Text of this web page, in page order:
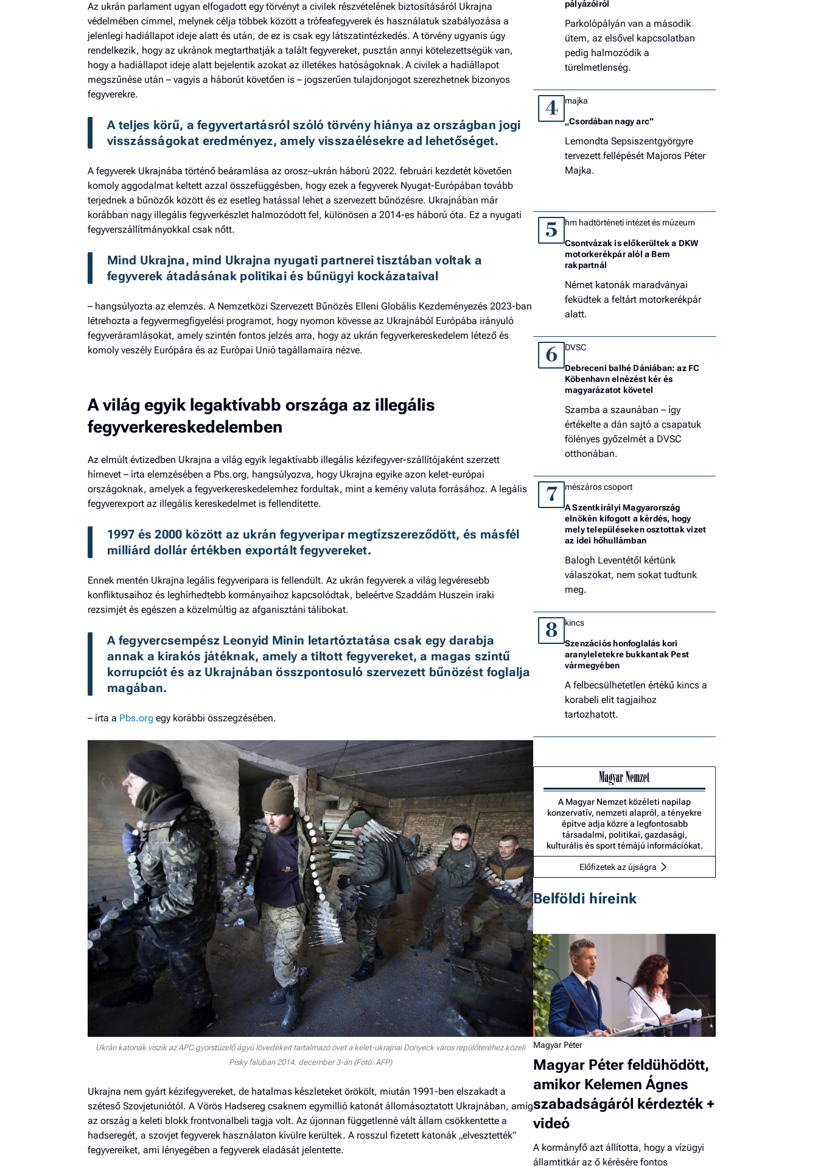
Az ukrán parlament ugyan elfogadott egy törvényt a civilek részvételének biztosításáról Ukrajna
védelmében címmel, melynek célja többek között a trófeafegyverek és használatuk szabályozása a
jelenlegi hadiállapot ideje alatt és után, de ez is csak egy látszatintézkedés. A törvény ugyanis úgy
rendelkezik, hogy az ukránok megtarthatják a talált fegyvereket, pusztán annyi kötelezettségük van,
hogy a hadiállapot ideje alatt bejelentik azokat az illetékes hatóságoknak. A civilek a hadiállapot
megszűnése után – vagyis a háborút követően is – jogszerűen tulajdonjogot szerezhetnek bizonyos
fegyverekre.
A teljes körű, a fegyvertartásról szóló törvény hiánya az országban jogi
visszásságokat eredményez, amely visszaélésekre ad lehetőséget.
A fegyverek Ukrajnába történő beáramlása az orosz–ukrán háború 2022. februári kezdetét követően
komoly aggodalmat keltett azzal összefüggésben, hogy ezek a fegyverek Nyugat-Európában tovább
terjednek a bűnözők között és ez esetleg hatással lehet a szervezett bűnözésre. Ukrajnában már
korábban nagy illegális fegyverkészlet halmozódott fel, különösen a 2014-es háború óta. Ez a nyugati
fegyverszállítmányokkal csak nőtt.
Mind Ukrajna, mind Ukrajna nyugati partnerei tisztában voltak a
fegyverek átadásának politikai és bűnügyi kockázataival
– hangsúlyozta az elemzés. A Nemzetközi Szervezett Bűnözés Elleni Globális Kezdeményezés 2023-ban
létrehozta a fegyvermegfigyelési programot, hogy nyomon kövesse az Ukrajnából Európába irányuló
fegyveráramlásokat, amely szintén fontos jelzés arra, hogy az ukrán fegyverkereskedelem létező és
komoly veszély Európára és az Európai Unió tagállamaira nézve.
A világ egyik legaktívabb országa az illegális
fegyverkereskedelemben
Az elmúlt évtizedben Ukrajna a világ egyik legaktívabb illegális kézifegyver-szállítójaként szerzett
hírnevet – írta elemzésében a Pbs.org, hangsúlyozva, hogy Ukrajna egyike azon kelet-európai
országoknak, amelyek a fegyverkereskedelemhez fordultak, mint a kemény valuta forrásához. A legális
fegyverexport az illegális kereskedelmet is fellendítette.
1997 és 2000 között az ukrán fegyveripar megtízszereződött, és másfél
milliárd dollár értékben exportált fegyvereket.
Ennek mentén Ukrajna legális fegyveripara is fellendült. Az ukrán fegyverek a világ legvéresebb
konfliktusaihoz és leghírhedtebb kormányaihoz kapcsolódtak, beleértve Szaddám Huszein iraki
rezsimjét és egészen a közelmúltig az afganisztáni tálibokat.
A fegyvercsempész Leonyid Minin letartóztatása csak egy darabja
annak a kirakós játéknak, amely a tiltott fegyvereket, a magas szintű
korrupciót és az Ukrajnában összpontosuló szervezett bűnözést foglalja
magában.
– írta a Pbs.org egy korábbi összegzésében.
Ukrán katonák viszik az APC gyorstüzelő ágyú lövedékeit tartalmazó övet a kelet-ukrajnai Donyeck város repülőteréhez közeli
Pisky faluban 2014. december 3-án (Fotó: AFP)
Ukrajna nem gyárt kézifegyvereket, de hatalmas készleteket örökölt, miután 1991-ben elszakadt a
széteső Szovjetuniótól. A Vörös Hadsereg csaknem egymillió katonát állomásoztatott Ukrajnában, amíg
az ország a keleti blokk frontvonalbeli tagja volt. Az újonnan függetlenné vált állam csökkentette a
hadseregét, a szovjet fegyverek használaton kívülre kerültek. A rosszul fizetett katonák „elvesztették”
fegyvereiket, ami lényegében a fegyverek eladását jelentette.
pályázóiról
Parkolópályán van a második
ütem, az elsővel kapcsolatban
pedig halmozódik a
türelmetlenség.
4 majka
„Csordában nagy arc”
Lemondta Sepsiszentgyörgyre
tervezett fellépését Majoros Péter
Majka.
5 hm hadtörténeti intézet és múzeum
Csontvázak is előkerültek a DKW
motorkerékpár alól a Bem
rakpartnál
Német katonák maradványai
feküdtek a feltárt motorkerékpár
alatt.
6 DVSC
Debreceni balhé Dániában: az FC
Köbenhavn elnézést kér és
magyarázatot követel
Szamba a szaunában – így
értékelte a dán sajtó a csapatuk
fölényes győzelmét a DVSC
otthonában.
7 mészáros csoport
A Szentkirályi Magyarország
elnökén kifogott a kérdés, hogy
mely településeken osztottak vizet
az idei hőhullámban
Balogh Leventétől kértünk
válaszokat, nem sokat tudtunk
meg.
8 kincs
Szenzációs honfoglalás kori
aranyleletekre bukkantak Pest
vármegyében
A felbecsülhetetlen értékű kincs a
korabeli elit tagjaihoz
tartozhatott.
A Magyar Nemzet közéleti napilap
konzervatív, nemzeti alapról, a tényekre
építve adja közre a legfontosabb
társadalmi, politikai, gazdasági,
kulturális és sport témájú információkat.
Előfizetek az újságra
Belföldi híreink
Magyar Péter
Magyar Péter feldühödött,
amikor Kelemen Ágnes
szabadságáról kérdezték +
videó
A kormányfő azt állította, hogy a vízügyi
államtitkár az ő kérésére fontos